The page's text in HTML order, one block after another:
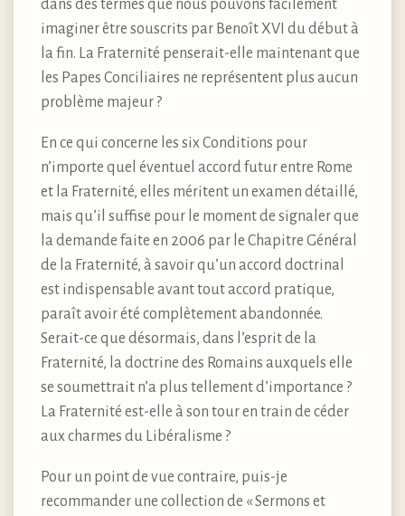
dans des termes que nous pouvons facilement
imaginer être souscrits par Benoît XVI du début à
la fin. La Fraternité penserait-elle maintenant que
les Papes Conciliaires ne représentent plus aucun
problème majeur ?
En ce qui concerne les six Conditions pour
n’importe quel éventuel accord futur entre Rome
et la Fraternité, elles méritent un examen détaillé,
mais qu’il suffise pour le moment de signaler que
la demande faite en 2006 par le Chapitre Général
de la Fraternité, à savoir qu’un accord doctrinal
est indispensable avant tout accord pratique,
paraît avoir été complètement abandonnée.
Serait-ce que désormais, dans l’esprit de la
Fraternité, la doctrine des Romains auxquels elle
se soumettrait n’a plus tellement d’importance ?
La Fraternité est-elle à son tour en train de céder
aux charmes du Libéralisme ?
Pour un point de vue contraire, puis-je
recommander une collection de « Sermons et